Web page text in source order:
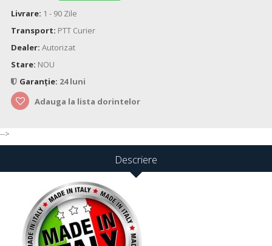
Livrare: 1 - 90 Zile
Transport: PTT Curier
Dealer: Autorizat
Stare: NOU
Garanție: 24 luni
Adauga la lista dorintelor
-->
Descriere